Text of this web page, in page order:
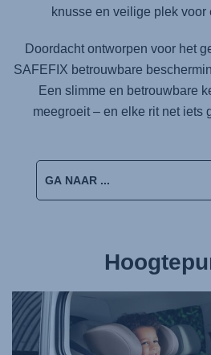
knusse en veilige plek voor
Doordacht ontworpen voor het
SAFEFIX betrouwbare
Een slimme en betrouwbare
meegroeit – en elke rit net iets